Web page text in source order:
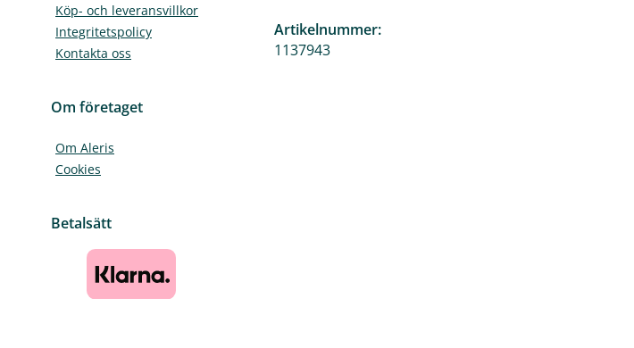
Köp- och leveransvillkor
Integritetspolicy
Kontakta oss
Om företaget
Om Aleris
Cookies
Betalsätt
Artikelnummer:
1137943